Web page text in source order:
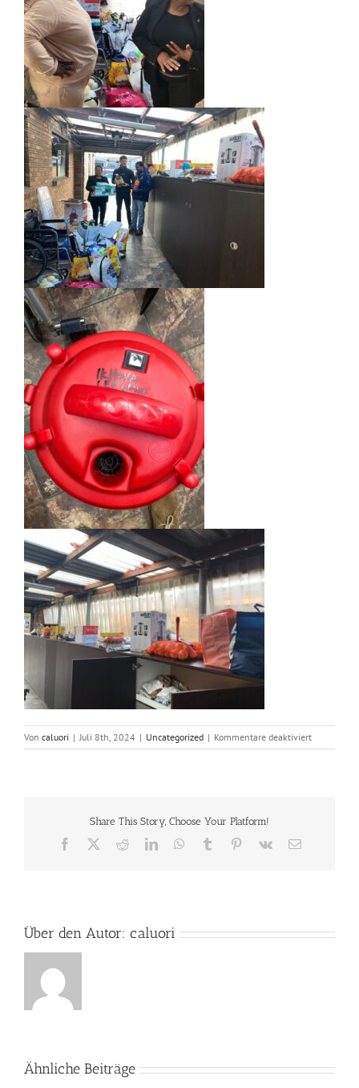
Von caluori | Juli 8th, 2024 | Uncategorized | Kommentare deaktiviertfür
Donation
Share This Story, Choose Your Platform!
Facebook RedditLinkedInWhatsApp
Tumblr Pinterest
Vk
E-
Über den Autor: caluori
Ähnliche Beiträge